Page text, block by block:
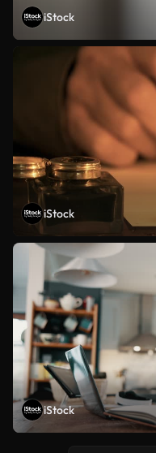
iStock
iStock
iStock